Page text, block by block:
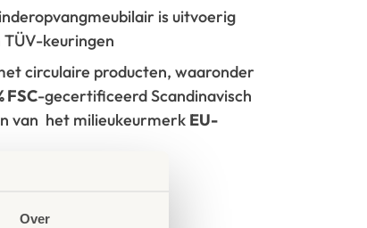
Over
is uitvoerig
keuringen
circulaire producten, waaronder
FSC-gecertificeerd Scandinavisch
van het milieukeurmerk EU-